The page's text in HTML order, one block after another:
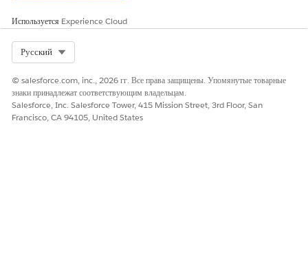
Используется Experience Cloud
Русский
© salesforce.com, inc., 2026 гг. Все права защищены. Упомянутые товарные
знаки принадлежат соответствующим владельцам.
Salesforce, Inc. Salesforce Tower, 415 Mission Street, 3rd Floor, San
Francisco, CA 94105, United States